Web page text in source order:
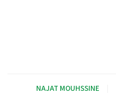
NAJAT MOUHSSINE